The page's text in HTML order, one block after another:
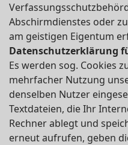
Abschirmdienstes oder
am geistigen Eigentum
Datenschutzerklärung
Es werden sog. Cookies
mehrfacher Nutzung
denselben Nutzer
Textdateien, die Ihr
Rechner ablegt und
erneut aufrufen, geben